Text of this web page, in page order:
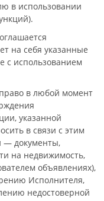
в использовании
на себя указанные
с использованием
в любой момент
указанной
в связи с этим
— документы,
на недвижимость,
объявлениях),
Исполнителя,
недостоверной